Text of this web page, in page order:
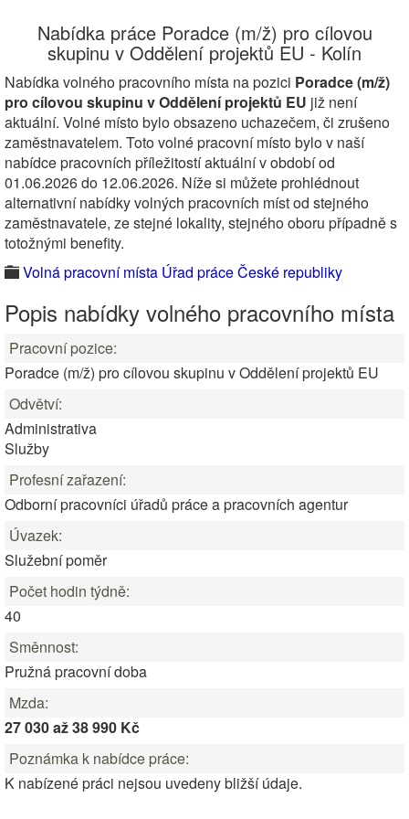
Nabídka práce Poradce (m/ž) pro cílovou
skupinu v Oddělení projektů EU - Kolín
Nabídka volného pracovního místa na pozici Poradce (m/ž)
pro cílovou skupinu v Oddělení projektů EU již není
aktuální. Volné místo bylo obsazeno uchazečem, či zrušeno
zaměstnavatelem. Toto volné pracovní místo bylo v naší
nabídce pracovních příležitostí aktuální v období od
01.06.2026 do 12.06.2026. Níže si můžete prohlédnout
alternativní nabídky volných pracovních míst od stejného
zaměstnavatele, ze stejné lokality, stejného oboru případně s
totožnými benefity.
Volná pracovní místa Úřad práce České republiky
Popis nabídky volného pracovního místa
Pracovní pozice:
Poradce (m/ž) pro cílovou skupinu v Oddělení projektů EU
Odvětví:
Administrativa
Služby
Profesní zařazení:
Odborní pracovníci úřadů práce a pracovních agentur
Úvazek:
Služební poměr
Počet hodin týdně:
40
Směnnost:
Pružná pracovní doba
Mzda:
27 030 až 38 990 Kč
Poznámka k nabídce práce:
K nabízené práci nejsou uvedeny bližší údaje.